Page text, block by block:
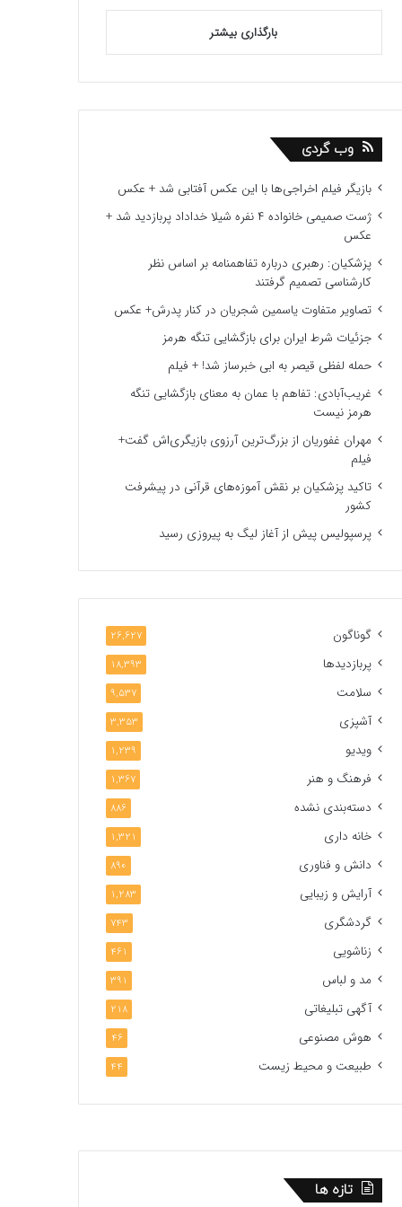
بارگذاری بیشتر
وب گردی
بازیگر فیلم اخراجی‌ها با این عکس آفتابی شد + عکس
ژست صمیمی خانواده ۴ نفره شیلا خداداد پربازدید شد +
عکس
پزشکیان: رهبری درباره تفاهمنامه بر اساس نظر
کارشناسی تصمیم گرفتند
تصاویر متفاوت یاسمین شجریان در کنار پدرش+ عکس
جزئیات شرط ایران برای بازگشایی تنگه هرمز
حمله لفظی قیصر به ابی خبرساز شد! + فیلم
غریب‌آبادی: تفاهم با عمان به معنای بازگشایی تنگه
هرمز نیست
مهران غفوریان از بزرگ‌ترین آرزوی بازیگری‌اش گفت+
فیلم
تاکید پزشکیان بر نقش آموزه‌های قرآنی در پیشرفت
کشور
پرسپولیس پیش از آغاز لیگ به پیروزی رسید
گوناگون 26,627
پربازدیدها 18,393
سلامت 9,537
آشپزی 3,353
ویدیو 1,239
فرهنگ و هنر 1,367
دسته‌بندی نشده 886
خانه داری 1,321
دانش و فناوری 890
آرایش و زیبایی 1,283
گردشگری 743
زناشویی 461
مد و لباس 391
آگهی تبلیغاتی 218
هوش مصنوعی 46
طبیعت و محیط زیست 44